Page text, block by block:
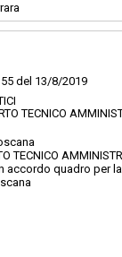
del 13/8/2019
TECNICO
TECNICO
accordo quadro per